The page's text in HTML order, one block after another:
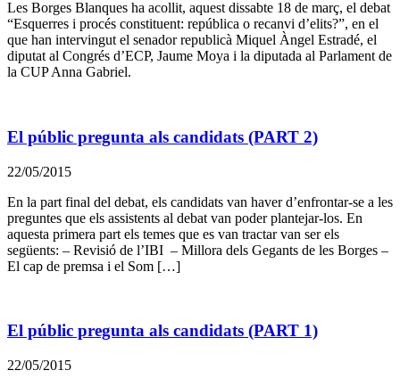
Les Borges Blanques ha acollit, aquest dissabte 18 de març, el debat
“Esquerres i procés constituent: república o recanvi d’elits?”, en el
que han intervingut el senador republicà Miquel Àngel Estradé, el
diputat al Congrés d’ECP, Jaume Moya i la diputada al Parlament de
la CUP Anna Gabriel.
El públic pregunta als candidats (PART 2)
22/05/2015
En la part final del debat, els candidats van haver d’enfrontar-se a les
preguntes que els assistents al debat van poder plantejar-los. En
aquesta primera part els temes que es van tractar van ser els
següents: – Revisió de l’IBI – Millora dels Gegants de les Borges –
El cap de premsa i el Som […]
El públic pregunta als candidats (PART 1)
22/05/2015